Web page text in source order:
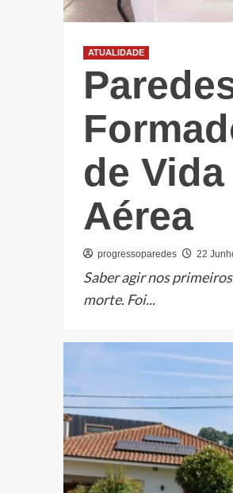
ATUALIDADE
de
Aérea
progressoparedes 22
​Saber agir nos
morte. Foi...